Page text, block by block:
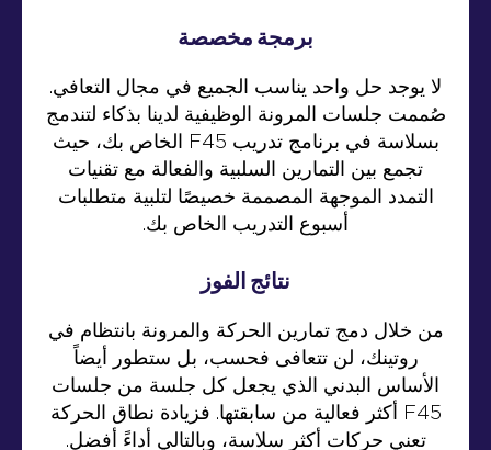
برمجة مخصصة
لا يوجد حل واحد يناسب الجميع في مجال التعافي.
صُممت جلسات المرونة الوظيفية لدينا بذكاء لتندمج
بسلاسة في برنامج تدريب F45 الخاص بك، حيث
تجمع بين التمارين السلبية والفعالة مع تقنيات
التمدد الموجهة المصممة خصيصًا لتلبية متطلبات
أسبوع التدريب الخاص بك.
نتائج الفوز
من خلال دمج تمارين الحركة والمرونة بانتظام في
روتينك، لن تتعافى فحسب، بل ستطور أيضاً
الأساس البدني الذي يجعل كل جلسة من جلسات
F45 أكثر فعالية من سابقتها. فزيادة نطاق الحركة
تعني حركات أكثر سلاسة، وبالتالي أداءً أفضل.